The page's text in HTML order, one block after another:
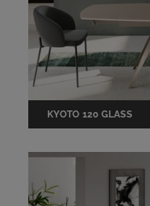
KYOTO 120 GLASS